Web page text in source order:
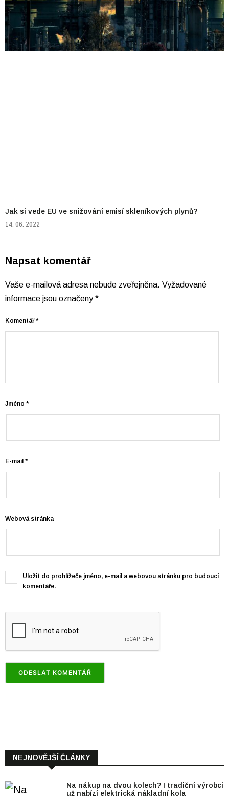
Jak si vede EU ve snižování emisí skleníkových plynů?
14. 06. 2022
Napsat komentář
Vaše e-mailová adresa nebude zveřejněna. Vyžadované
informace jsou označeny*
Komentář*
Jméno *
E-mail *
Webová stránka
Uložit do prohlížeče jméno, e-mail a webovou stránku pro budoucí
komentáře.
NEJNOVĚJŠÍ ČLÁNKY
Na nákup na dvou kolech? I tradiční výrobci
už nabízí elektrická nákladní kola